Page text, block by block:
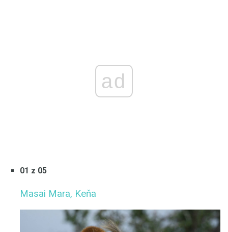
ad
01 z 05
Masai Mara, Keňa